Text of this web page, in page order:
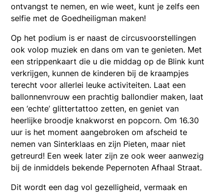
ontvangst te nemen, en wie weet, kunt je zelfs een
selfie met de Goedheiligman maken!
Op het podium is er naast de circusvoorstellingen
ook volop muziek en dans om van te genieten. Met
een strippenkaart die u die middag op de Blink kunt
verkrijgen, kunnen de kinderen bij de kraampjes
terecht voor allerlei leuke activiteiten. Laat een
ballonnenvrouw een prachtig ballondier maken, laat
een ‘echte’ glittertattoo zetten, en geniet van
heerlijke broodje knakworst en popcorn. Om 16.30
uur is het moment aangebroken om afscheid te
nemen van Sinterklaas en zijn Pieten, maar niet
getreurd! Een week later zijn ze ook weer aanwezig
bij de inmiddels bekende Pepernoten Afhaal Straat.
Dit wordt een dag vol gezelligheid, vermaak en